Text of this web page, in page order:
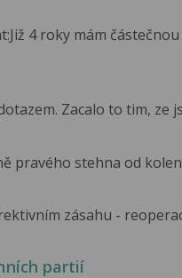
4 roky mám
Zacalo to tim, ze
pravého stehna od
zásahu -
partií